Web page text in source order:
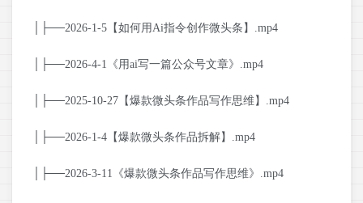
│├──2026-1-5【如何用Ai指令创作微头条】.mp4
│├──2026-4-1《用ai写一篇公众号文章》.mp4
│├──2025-10-27【爆款微头条作品写作思维】.mp4
│├──2026-1-4【爆款微头条作品拆解】.mp4
│├──2026-3-11《爆款微头条作品写作思维》.mp4